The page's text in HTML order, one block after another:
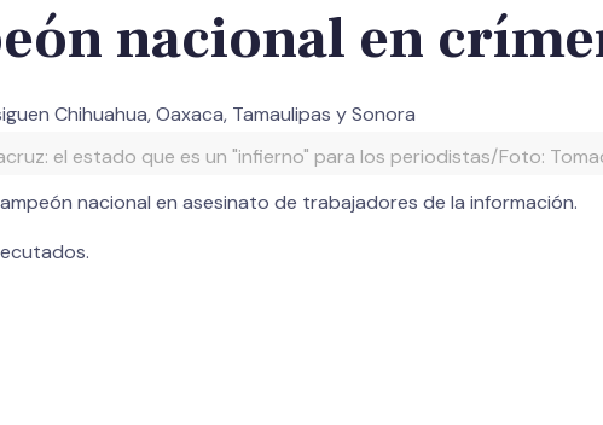
nacional en
Chihuahua, Oaxaca, Tamaulipas y Sonora
el estado que es un "infierno" para los periodistas/Foto:
nacional en asesinato de trabajadores de la información.